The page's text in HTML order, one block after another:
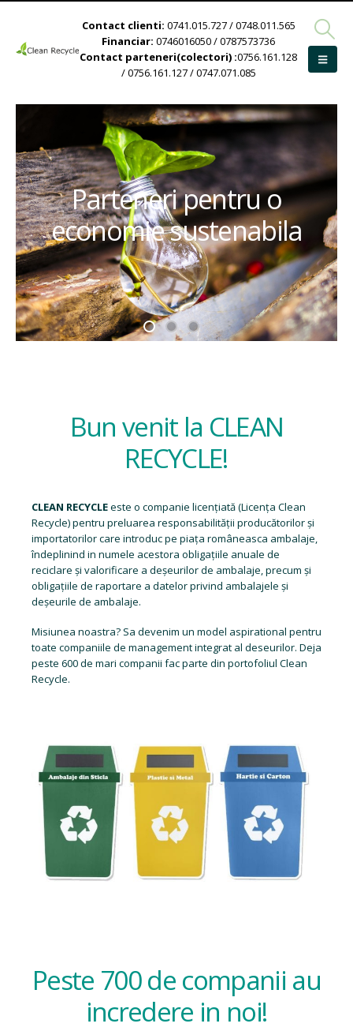
Contact clienti: 0741.015.727 / 0748.011.565
Financiar: 0746016050 / 0787573736
Contact parteneri(colectori) :0756.161.128
/ 0756.161.127 / 0747.071.085
Parteneri pentru o
economie sustenabila
Bun venit la CLEAN
RECYCLE!
CLEAN RECYCLEeste o companie licențiată (Licența Clean
Recycle) pentru preluarea responsabilității producătorilor și
importatorilor care introduc pe piața româneasca ambalaje,
îndeplinind in numele acestora obligațiile anuale de
reciclare și valorificare a deșeurilor de ambalaje, precum și
obligațiile de raportare a datelor privind ambalajele și
deșeurile de ambalaje.
Misiunea noastra? Sa devenim un model aspirational pentru
toate companiile de management integrat al deseurilor. Deja
peste 600 de mari companii fac parte din portofoliul Clean
Recycle.
Peste 700 de companii au
incredere in noi!